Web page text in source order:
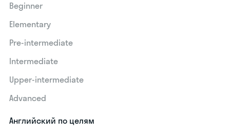
Beginner
Elementary
Pre-intermediate
Intermediate
Upper-intermediate
Advanced
Английский по целям